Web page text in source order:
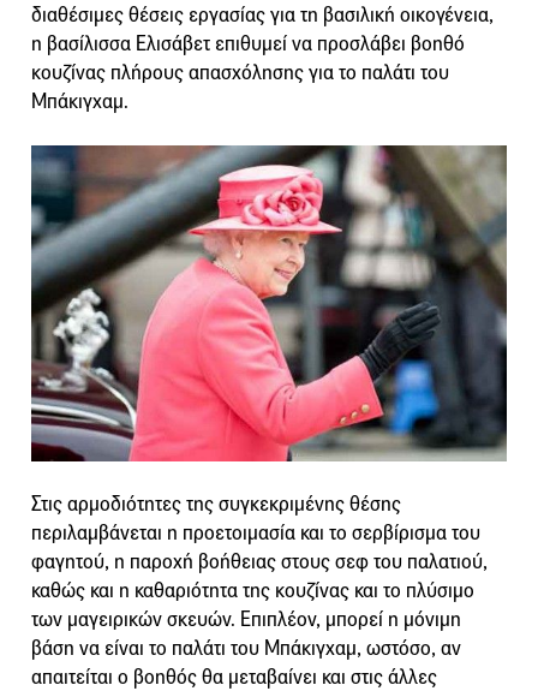
διαθέσιμες θέσεις εργασίας για τη βασιλική οικογένεια,
η βασίλισσα Ελισάβετ επιθυμεί να προσλάβει βοηθό
κουζίνας πλήρους απασχόλησης για το παλάτι του
Μπάκιγχαμ.
Στις αρμοδιότητες της συγκεκριμένης θέσης
περιλαμβάνεται η προετοιμασία και το σερβίρισμα του
φαγητού, η παροχή βοήθειας στους σεφ του παλατιού,
καθώς και η καθαριότητα της κουζίνας και το πλύσιμο
των μαγειρικών σκευών. Επιπλέον, μπορεί η μόνιμη
βάση να είναι το παλάτι του Μπάκιγχαμ, ωστόσο, αν
απαιτείται ο βοηθός θα μεταβαίνει και στις άλλες